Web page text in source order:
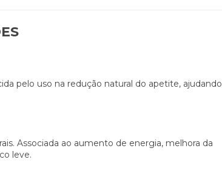
pelo uso na redução natural do apetite, ajudando
Associada ao aumento de energia, melhora da
leve.